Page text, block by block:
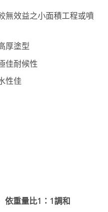
無效益之小面積工程或噴
厚塗型
佳耐候性
性佳
依重量比1：1調和